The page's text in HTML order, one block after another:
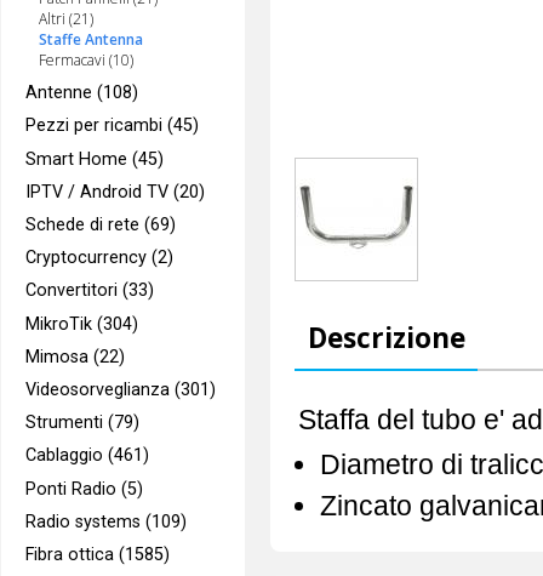
Altri (21)
Staffe Antenna
Fermacavi (10)
Antenne (108)
Pezzi per ricambi (45)
Smart Home (45)
IPTV / Android TV (20)
Schede di rete (69)
Cryptocurrency (2)
Convertitori (33)
MikroTik (304)
Mimosa (22)
Videosorveglianza (301)
Strumenti (79)
Cablaggio (461)
Ponti Radio (5)
Radio systems (109)
Fibra ottica (1585)
Descrizione
Staffa del tubo e'
Diametro di
Zincato